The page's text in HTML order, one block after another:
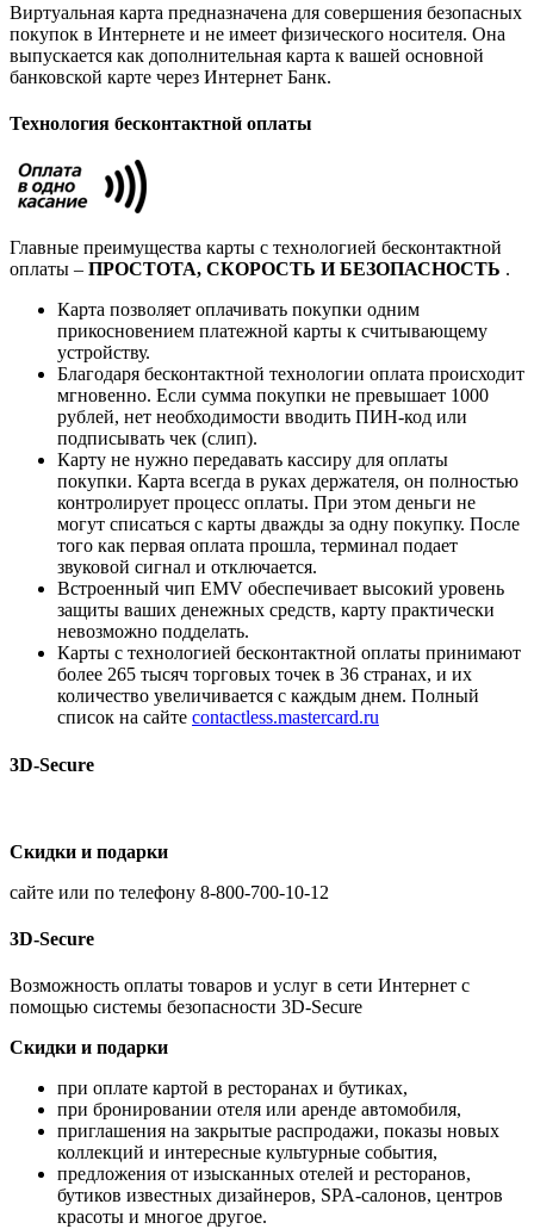
Виртуальная карта предназначена для совершения безопасных
покупок в Интернете и не имеет физического носителя. Она
выпускается как дополнительная карта к вашей основной
банковской карте через Интернет Банк.
Технология бесконтактной оплаты
Главные преимущества карты с технологией бесконтактной
оплаты – ПРОСТОТА, СКОРОСТЬ И БЕЗОПАСНОСТЬ .
Карта позволяет оплачивать покупки одним
прикосновением платежной карты к считывающему
устройству.
Благодаря бесконтактной технологии оплата происходит
мгновенно. Если сумма покупки не превышает 1000
рублей, нет необходимости вводить ПИН-код или
подписывать чек (слип).
Карту не нужно передавать кассиру для оплаты
покупки. Карта всегда в руках держателя, он полностью
контролирует процесс оплаты. При этом деньги не
могут списаться с карты дважды за одну покупку. После
того как первая оплата прошла, терминал подает
звуковой сигнал и отключается.
Встроенный чип EMV обеспечивает высокий уровень
защиты ваших денежных средств, карту практически
невозможно подделать.
Карты с технологией бесконтактной оплаты принимают
более 265 тысяч торговых точек в 36 странах, и их
количество увеличивается с каждым днем. Полный
список на сайте contactless.mastercard.ru
3D-Secure
Скидки и подарки
сайте или по телефону 8-800-700-10-12
3D-Secure
Возможность оплаты товаров и услуг в сети Интернет с
помощью системы безопасности 3D-Secure
Скидки и подарки
при оплате картой в ресторанах и бутиках,
при бронировании отеля или аренде автомобиля,
приглашения на закрытые распродажи, показы новых
коллекций и интересные культурные события,
предложения от изысканных отелей и ресторанов,
бутиков известных дизайнеров, SPA-салонов, центров
красоты и многое другое.